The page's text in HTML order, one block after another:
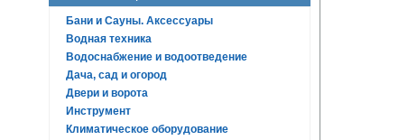
Бани и Сауны. Аксессуары
Водная техника
Водоснабжение и водоотведение
Дача, сад и огород
Двери и ворота
Инструмент
Климатическое оборудование